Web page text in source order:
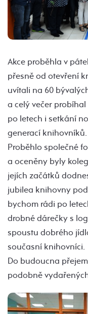
Akce proběhla v
přesně od otevření
uvítali na 60
a celý večer
po letech i setkání
generací knihovníků.
Proběhlo společné
a oceněny byly
jejích začátků
jubilea knihovny
bychom rádi po
drobné dárečky s
spoustu dobrého
současní knihovníci.
Do budoucna
podobně